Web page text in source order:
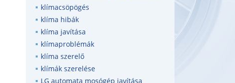
klímacsöpögés
klíma hibák
klíma javítása
klímaproblémák
klíma szerelő
klímák szerelése
LG automata mosógép javítása